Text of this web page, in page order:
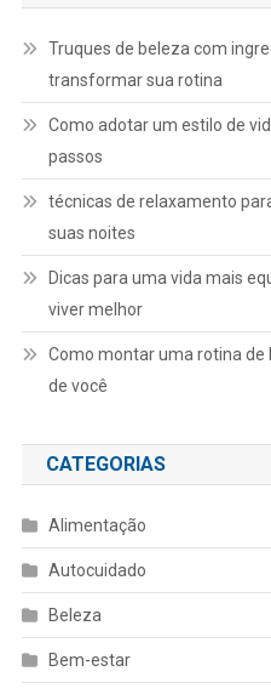
Truques de beleza com
transformar sua rotina
Como adotar um estilo de
passos
técnicas de relaxamento
suas noites
Dicas para uma vida mais
viver melhor
Como montar uma rotina
de você
CATEGORIAS
Alimentação
Autocuidado
Beleza
Bem-estar